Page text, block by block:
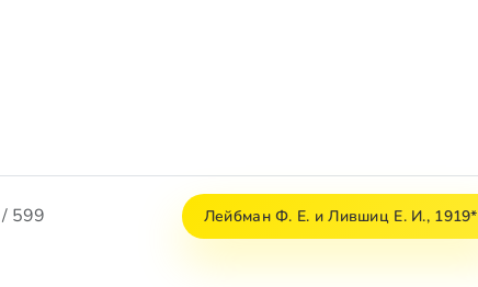
599 Лейбман Ф. Е. и Лившиц Е. И., 1919*